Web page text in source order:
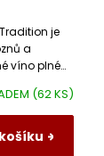
(62 KS)
je
a
víno plné
kyseliny.